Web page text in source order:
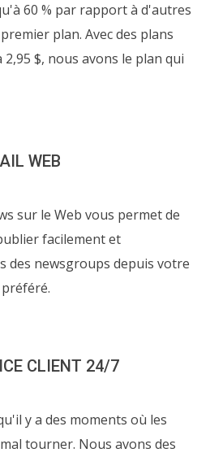
60 % par rapport à d'autres
plan. Avec des plans
2,95 $, nous avons le plan qui
WEB
sur le Web vous permet de
facilement et
des newsgroups depuis votre
CLIENT 24/7
y a des moments où les
tourner. Nous avons des